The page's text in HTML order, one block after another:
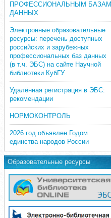
ПРОФЕССИОНАЛЬНЫМ БАЗАМ
ДАННЫХ
Электронные образовательные
ресурсы: перечень доступных
российских и зарубежных
профессиональных баз данных
(в т.ч. ЭБС) на сайте Научной
библиотеки КубГУ
Удалённая регистрация в ЭБС:
рекомендации
НОРМОКОНТРОЛЬ
2026 год объявлен Годом
единства народов России
Образовательные ресурсы